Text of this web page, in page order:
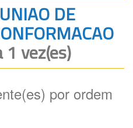
Legislação
Canais
DE
vez(es)
por ordem